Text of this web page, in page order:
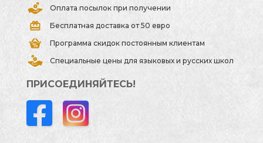
Оплата посылок при получении
Бесплатная доставка от 50 евро
Программа скидок постоянным клиентам
Специальные цены для языковых и русских школ
ПРИСОЕДИНЯЙТЕСЬ!